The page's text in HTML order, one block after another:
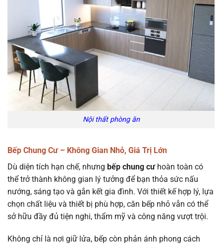
Nội thất phòng ăn
Bếp Chung Cư – Không Gian Nhỏ, Giá Trị Lớn
Dù diện tích hạn chế, nhưng bếp chung cưhoàn toàn có
thể trở thành không gian lý tưởng để bạn thỏa sức nấu
nướng, sáng tạo và gắn kết gia đình. Với thiết kế hợp lý, lựa
chọn chất liệu và thiết bị phù hợp, căn bếp nhỏ vẫn có thể
sở hữu đầy đủ tiện nghi, thẩm mỹ và công năng vượt trội.
Không chỉ là nơi giữ lửa, bếp còn phản ánh phong cách